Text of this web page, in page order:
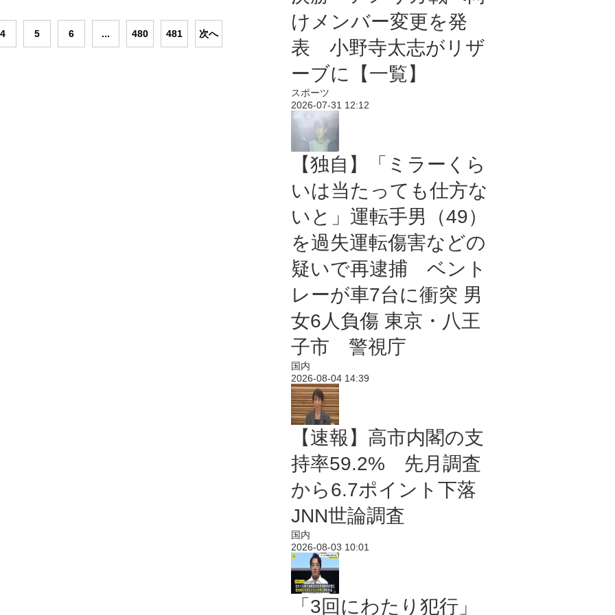
4 5 6 ... 480 481 次へ
けメンバー変更を発
表 小野寺太志がリザ
ーブに【一覧】
スポーツ
2026-07-31 12:12
【独自】「ミラーくら
いは当たっても仕方な
いと」運転手男（49）
を過失運転傷害などの
疑いで再逮捕 ベント
レーが車7台に衝突 男
女6人負傷 東京・八王
子市 警視庁
国内
2026-08-04 14:39
【速報】高市内閣の支
持率59.2% 先月調査
から6.7ポイント下落
JNN世論調査
国内
2026-08-03 10:01
「3回にわたり犯行」